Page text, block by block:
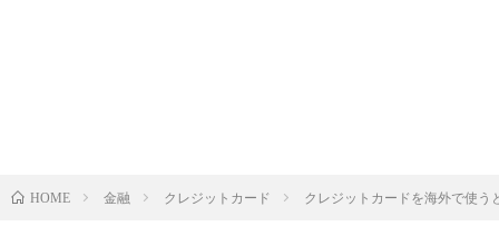
HOME 金融 クレジットカード クレジットカードを海外で使う